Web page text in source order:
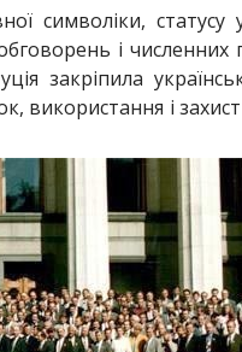
символіки, статусу
і численних
закріпила
і захист